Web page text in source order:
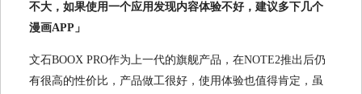
不大，如果使用一个应用发现内容体验不好，建议多下几个
漫画APP」
文石BOOX PRO作为上一代的旗舰产品，在NOTE2推出后仍
有很高的性价比，产品做工很好，使用体验也值得肯定，虽